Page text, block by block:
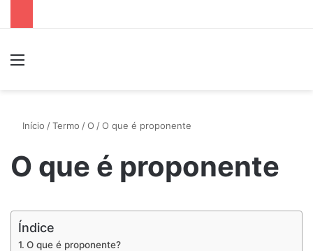
Início /Termo /O /O que é proponente
O que é proponente
Índice
O que é proponente?